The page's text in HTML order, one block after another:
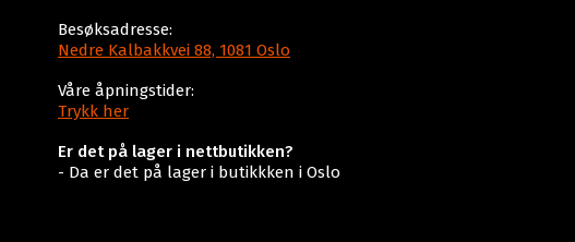
Besøksadresse:
Nedre Kalbakkvei 88, 1081 Oslo
Våre åpningstider:
Trykk her
Er det på lager i nettbutikken?
- Da er det på lager i butikkken i Oslo